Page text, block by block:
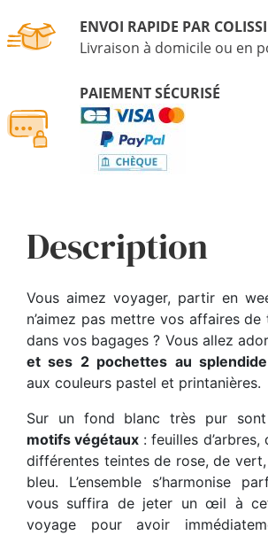
ENVOI RAPIDE PAR
Livraison à domicile ou en
PAIEMENT SÉCURISÉ
Description
Vous aimez voyager, partir en
n’aimez pas mettre vos affaires
dans vos bagages ? Vous allez
et ses 2 pochettes au
aux couleurs pastel et printanières.
Sur un fond blanc très pur sont
motifs végétaux : feuilles
différentes teintes de rose, de
bleu. L’ensemble s’harmonise
vous suffira de jeter un œil à
voyage pour avoir